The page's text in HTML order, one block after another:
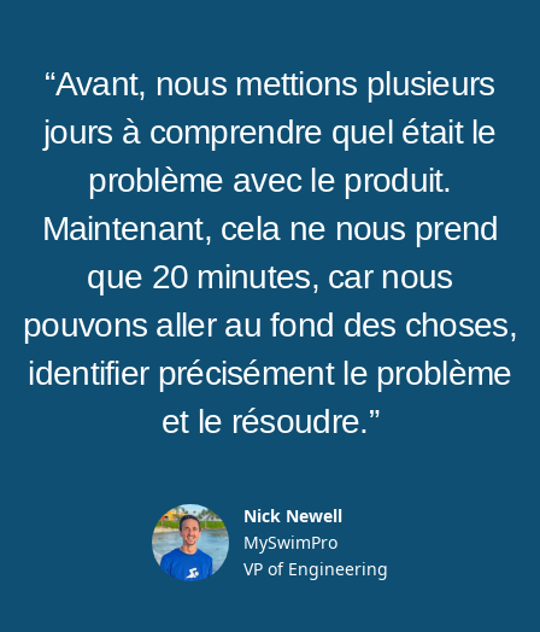
“Avant, nous mettions plusieurs
jours à comprendre quel était le
problème avec le produit.
Maintenant, cela ne nous prend
que 20 minutes, car nous
pouvons aller au fond des choses,
identifier précisément le problème
et le résoudre.”
Nick Newell
MySwimPro
VP of Engineering